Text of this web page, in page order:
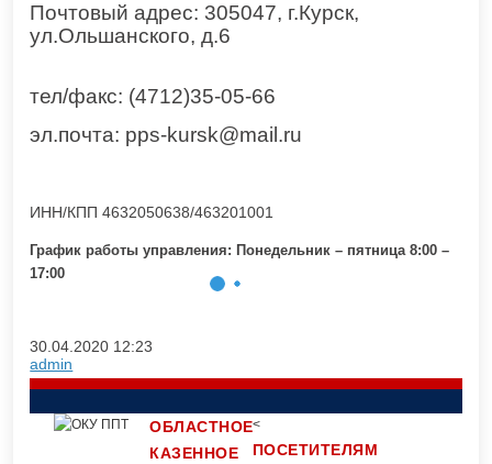
Почтовый адрес: 305047, г.Курск,
ул.Ольшанского, д.6
тел/факс: (4712)35-05-66
эл.почта: pps-kursk@mail .ru
ИНН/КПП 4632050638/463201001
График работы управления: Понедельник – пятница 8:00 –
17:00
30.04.2020 12:23
admin
ОБЛАСТНОЕ
КАЗЕННОЕ
<
ПОСЕТИТЕЛЯМ